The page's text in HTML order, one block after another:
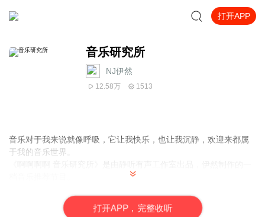
打开APP
音乐研究所
NJ伊然
12.58万 1513
音乐对于我来说就像呼吸，它让我快乐，也让我沉静，欢迎来都属
于我的音乐世界。
大家一起在浮躁快餐化的音乐环境中挖掘出隐藏在专辑深处的好音
打开APP，完整收听